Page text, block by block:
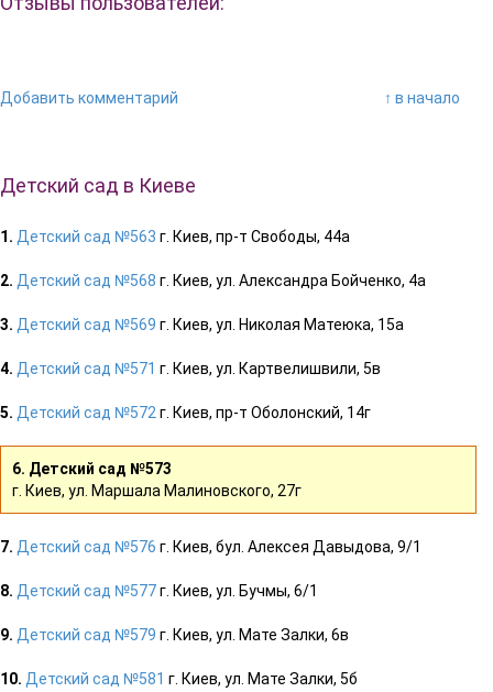
Добавить комментарий ↑ в начало
Детский сад в Киеве
1. Детский сад №563 г. Киев, пр-т Свободы, 44а
2. Детский сад №568 г. Киев, ул. Александра Бойченко, 4а
3. Детский сад №569 г. Киев, ул. Николая Матеюка, 15а
4. Детский сад №571 г. Киев, ул. Картвелишвили, 5в
5. Детский сад №572 г. Киев, пр-т Оболонский, 14г
6. Детский сад №573
г. Киев, ул. Маршала Малиновского, 27г
7. Детский сад №576 г. Киев, бул. Алексея Давыдова, 9/1
8. Детский сад №577г. Киев, ул. Бучмы, 6/1
9. Детский сад №579 г. Киев, ул. Мате Залки, 6в
10. Детский сад №581 г. Киев, ул. Мате Залки, 5б